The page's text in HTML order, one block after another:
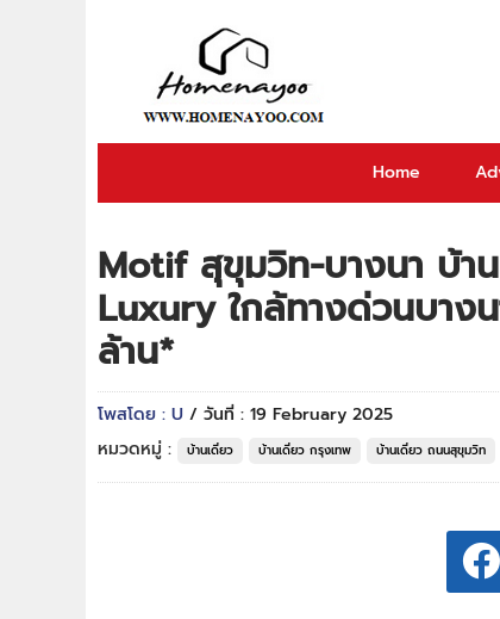
Home
Motif สุขุมวิท-บางนา บ้า
Luxury ใกล้ทางด่วนบาง
ล้าน*
โพสโดย : U / วันที่ : 19 February 2025
หมวดหมู่ :
บ้านเดี่ยว บ้านเดี่ยว กรุงเทพ บ้านเดี่ยว ถนนสุขุมวิท